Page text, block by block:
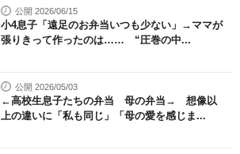
公開 2026/06/15
小4息子「遠足のお弁当いつも少ない」→ママが
張りきって作ったのは…… “圧巻の中...
公開 2026/05/03
←高校生息子たちの弁当 母の弁当→ 想像以
上の違いに「私も同じ」「母の愛を感じま...